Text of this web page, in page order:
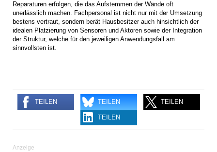
Reparaturen erfolgen, die das Aufstemmen der Wände oft
unerlässlich machen. Fachpersonal ist nicht nur mit der Umsetzung
bestens vertraut, sondern berät Hausbesitzer auch hinsichtlich der
idealen Platzierung von Sensoren und Aktoren sowie der Integration
der Struktur, welche für den jeweiligen Anwendungsfall am
sinnvollsten ist.
TEILEN TEILEN TEILEN
TEILEN
Anzeige